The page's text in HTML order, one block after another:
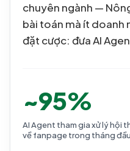
chuyên ngành —
bài toán mà ít doanh
đặt cược: đưa AI
~95%
AI Agent tham gia xử lý hội
về fanpage trong tháng đầu